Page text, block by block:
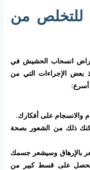
للتخلص من
انسحاب الحشيش في
بعض الإجراءات التي من
والانسجام على أفكارك.
ذلك من الشعور بصحة
بالإرهاق وسيشعر جسمك
تحصل على قسط كبير من